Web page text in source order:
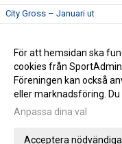
City Gross – Januari ut
Pingvin söker boende
Välkommen till pingvins nya
Gå till
För att hemsidan ska
cookies från
Föreningen kan också
eller marknadsföring. Du
Anpassa dina val
Acceptera nödvändiga